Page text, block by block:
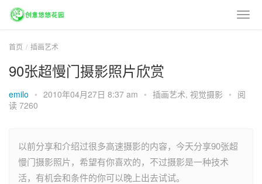
首页 插画艺术
90张超慢门摄影照片欣赏
emilo • 2010年04月27日 8:37 am • 插画艺术, 视觉摄影 • 阅
读 7260
以前分享和介绍过很多高速摄影的内容，今天分享90张超
慢门摄影照片，希望有你喜欢的，不过摄影是一种技术
活，有机会和条件的你可以晚上出去试试。